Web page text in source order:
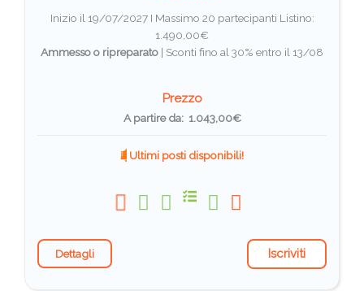
Inizio il 19/07/2027 I Massimo 20 partecipanti Listino:
1.490,00€
Ammesso o ripreparato | Sconti fino al 30% entro il 13/08
Prezzo
A partire da: 1.043,00€
Ultimi posti disponibili!
Dettagli Iscriviti